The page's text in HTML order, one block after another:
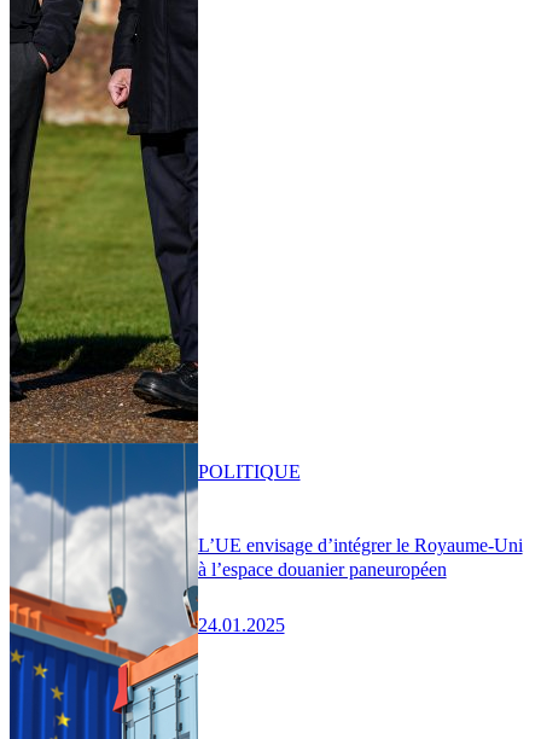
L’UE envisage d’intégrer le Royaume-Uni
à l’espace douanier paneuropéen
24.01.2025
POLITIQUE